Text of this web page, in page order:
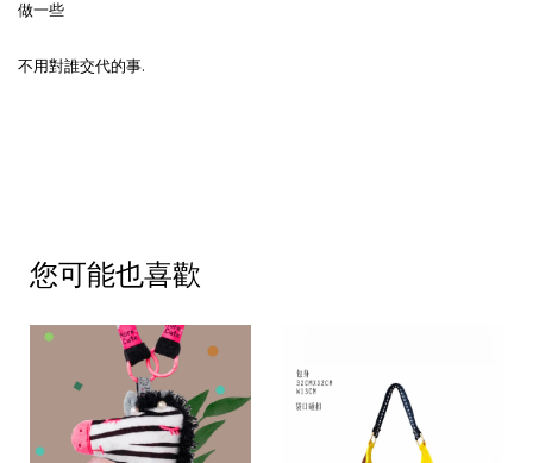
做一些
不用對誰交代的事.
您可能也喜歡